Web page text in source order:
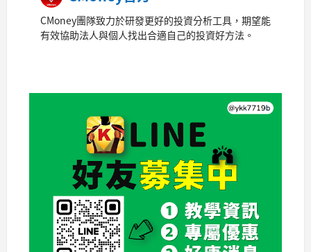
CMoney團隊致力於研發更好的投資分析工具，期望能
有效協助法人與個人找出合適自己的投資好方法。